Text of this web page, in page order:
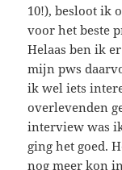
10!), besloot ik
voor het beste
Helaas ben ik
mijn pws
ik wel iets
overlevenden
interview was
ging het goed.
nog meer kon